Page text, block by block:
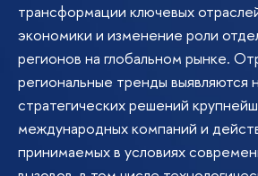
трансформации ключевых
экономики и изменение роли
регионов на глобальном рынке.
региональные тренды выявляются
стратегических решений
международных компаний и
принимаемых в условиях